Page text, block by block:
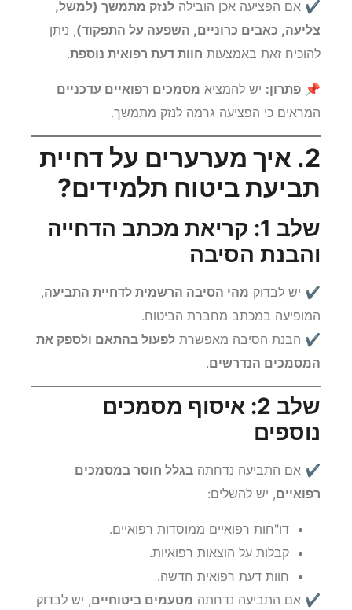
מספיק כדי להצדיק פיצוי.
✔ אם הפציעה אכן הובילהלנזק מתמשך (למשל,
צליעה, כאבים כרוניים, השפעה על התפקוד), ניתן
להוכיח זאת באמצעות
📌פתרון:יש להמציאמסמכים רפואיים עדכניים
המראים כי הפציעה גרמה לנזק מתמשך.
2. איך מערערים על דחיית
תביעת ביטוח תלמידים?
שלב 1: קריאת מכתב הדחייה
והבנת הסיבה
✔ יש לבדוקמהי הסיבה הרשמית לדחיית התביעה
המופיעה במכתב מחברת הביטוח.
✔ הבנת הסיבה מאפשרת
המסמכים הנדרשים.
שלב 2: איסוף מסמכים
נוספים
✔ אם התביעה נדחתה
רפואיים, יש להשלים:
דו"חות רפואיים ממוסדות רפואיים.
קבלות על הוצאות רפואיות.
חוות דעת רפואית חדשה.